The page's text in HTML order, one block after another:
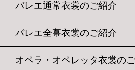
バレエ通常衣裳のご紹介
バレエ全幕衣裳のご紹介
オペラ・オペレッタ衣裳の